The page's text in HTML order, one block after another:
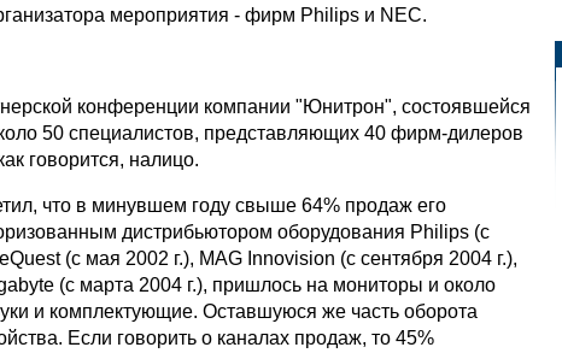
мероприятия - фирм Philips и NEC.
конференции компании "Юнитрон", состоявшейся
50 специалистов, представляющих 40 фирм-дилеров
говорится, налицо.
что в минувшем году свыше 64% продаж его
дистрибьютором оборудования Philips (с
(с мая 2002 г.), MAG Innovision (c сентября 2004 г.),
(c марта 2004 г.), пришлось на мониторы и около
и комплектующие. Оставшуюся же часть оборота
Если говорить о каналах продаж, то 45%